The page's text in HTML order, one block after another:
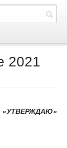
2021
«УТВЕРЖДАЮ»